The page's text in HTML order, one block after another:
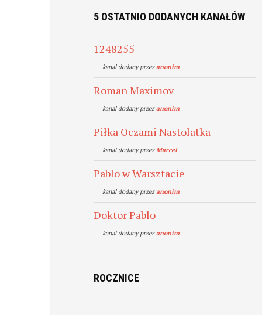
5 OSTATNIO DODANYCH KANAŁÓW
1248255
kanal dodany przezanonim
Roman Maximov
kanal dodany przezanonim
Piłka Oczami Nastolatka
kanal dodany przezMarcel
Pablo w Warsztacie
kanal dodany przezanonim
Doktor Pablo
kanal dodany przezanonim
ROCZNICE